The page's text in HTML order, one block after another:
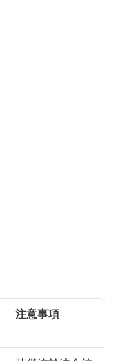
注意事項